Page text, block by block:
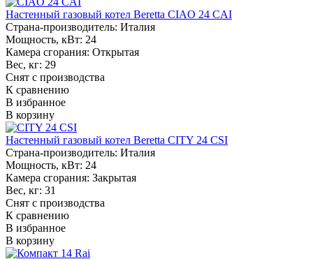
Настенный газовый котел Beretta CIAO 24 CAI
Страна-производитель: Италия
Мощность, кВт: 24
Камера сгорания: Открытая
Вес, кг: 29
Снят с производства
К сравнению
В избранное
В корзину
Настенный газовый котел Beretta CITY 24 CSI
Страна-производитель: Италия
Мощность, кВт: 24
Камера сгорания: Закрытая
Вес, кг: 31
Снят с производства
К сравнению
В избранное
В корзину